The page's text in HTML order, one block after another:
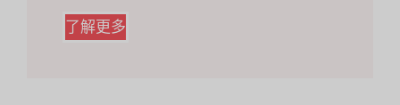
了解更多